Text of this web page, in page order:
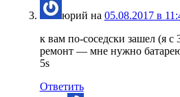
юрий на 05.08.2017 в
к вам по-соседски зашел (я
ремонт — мне нужно
5s
Ответить